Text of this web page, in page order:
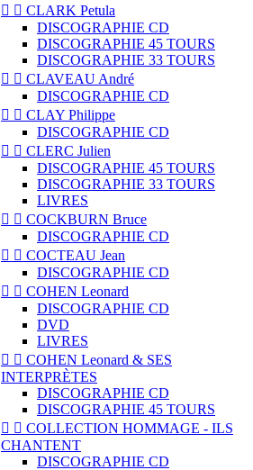
  CLARK Petula
DISCOGRAPHIE CD
DISCOGRAPHIE 45 TOURS
DISCOGRAPHIE 33 TOURS
  CLAVEAU André
DISCOGRAPHIE CD
  CLAY Philippe
DISCOGRAPHIE CD
  CLERC Julien
DISCOGRAPHIE 45 TOURS
DISCOGRAPHIE 33 TOURS
LIVRES
  COCKBURN Bruce
DISCOGRAPHIE CD
  COCTEAU Jean
DISCOGRAPHIE CD
  COHEN Leonard
DISCOGRAPHIE CD
DVD
LIVRES
  COHEN Leonard & SES
INTERPRÈTES
DISCOGRAPHIE CD
DISCOGRAPHIE 45 TOURS
  COLLECTION HOMMAGE - ILS
CHANTENT
DISCOGRAPHIE CD